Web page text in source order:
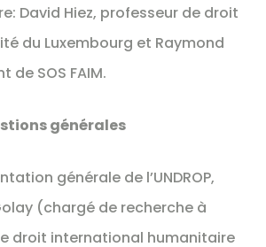
David Hiez, professeur de droit
du Luxembourg et Raymond
de SOS FAIM.
générales
générale de l’UNDROP,
(chargé de recherche à
droit international humanitaire